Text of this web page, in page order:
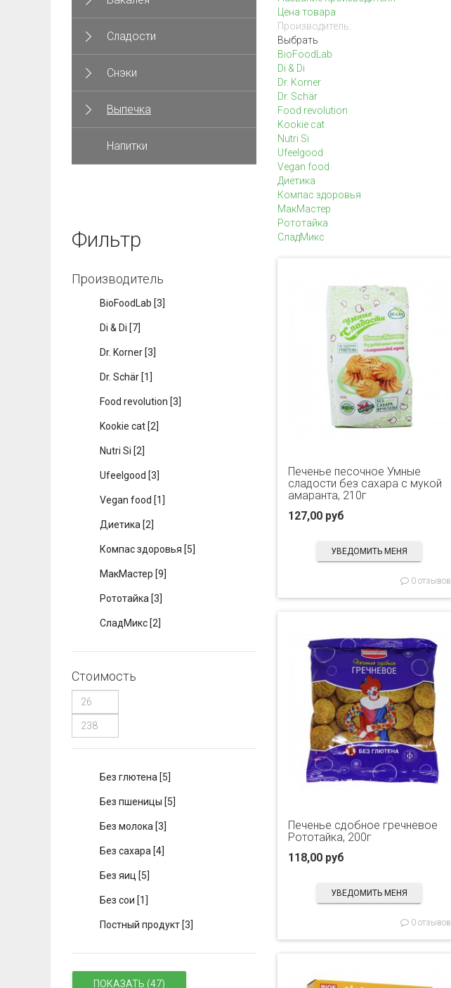
Цена товара
Производитель:
Выбрать
BioFoodLab
Di & Di
Dr. Korner
Dr. Schär
Food revolution
Kookie cat
Nutri Si
Ufeelgood
Vegan food
Диетика
Компас здоровья
МакМастер
Рототайка
СладМикс
Печенье песочное Умные
сладости без сахара с мукой
амаранта, 210г
127,00 руб
УВЕДОМИТЬ МЕНЯ
0 отзывов
Печенье сдобное гречневое
Рототайка, 200г
118,00 руб
УВЕДОМИТЬ МЕНЯ
0 отзывов
Сладости
Снэки
Выпечка
Напитки
Фильтр
Производитель
BioFoodLab [3]
Di & Di [7]
Dr. Korner [3]
Dr. Schär [1]
Food revolution [3]
Kookie cat [2]
Nutri Si [2]
Ufeelgood [3]
Vegan food [1]
Диетика [2]
Компас здоровья [5]
МакМастер [9]
Рототайка [3]
СладМикс [2]
Стоимость
Без глютена [5]
Без пшеницы [5]
Без молока [3]
Без сахара [4]
Без яиц [5]
Без сои [1]
Постный продукт [3]